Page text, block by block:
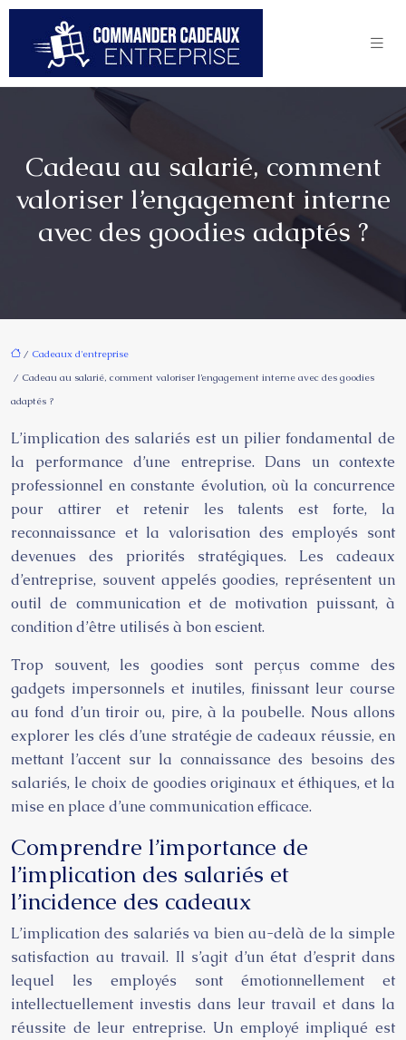
Cadeau au salarié, comment
valoriser l’engagement interne
avec des goodies adaptés ?
/ Cadeaux d'entreprise
/ Cadeau au salarié, comment valoriser l’engagement interne avec des goodies
adaptés ?
L’implication des salariés est un pilier fondamental de
la performance d’une entreprise. Dans un contexte
professionnel en constante évolution, où la concurrence
pour attirer et retenir les talents est forte, la
reconnaissance et la valorisation des employés sont
devenues des priorités stratégiques. Les cadeaux
d’entreprise, souvent appelés goodies, représentent un
outil de communication et de motivation puissant, à
condition d’être utilisés à bon escient.
Trop souvent, les goodies sont perçus comme des
gadgets impersonnels et inutiles, finissant leur course
au fond d’un tiroir ou, pire, à la poubelle. Nous allons
explorer les clés d’une stratégie de cadeaux réussie, en
mettant l’accent sur la connaissance des besoins des
salariés, le choix de goodies originaux et éthiques, et la
mise en place d’une communication efficace.
Comprendre l’importance de
l’implication des salariés et
l’incidence des cadeaux
L’implication des salariés va bien au-delà de la simple
satisfaction au travail. Il s’agit d’un état d’esprit dans
lequel les employés sont émotionnellement et
intellectuellement investis dans leur travail et dans la
réussite de leur entreprise. Un employé impliqué est